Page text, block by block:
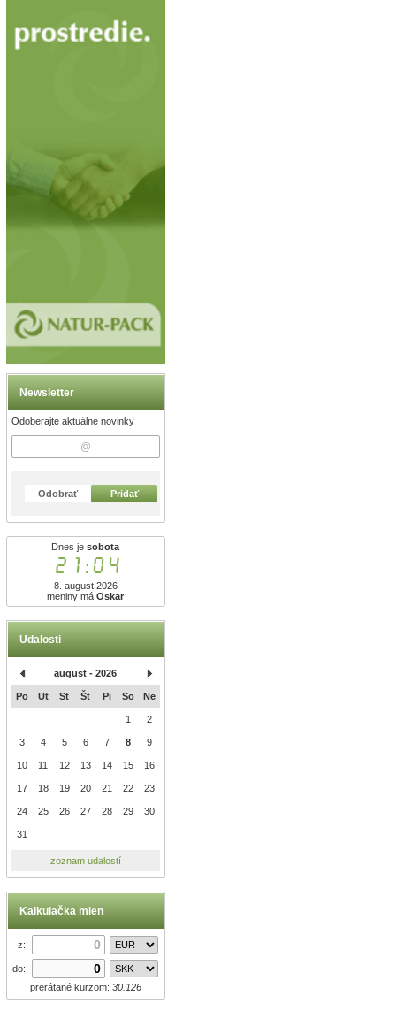
Newsletter
Odoberajte aktuálne novinky
Odobrať Pridať
Dnes jesobota
21:04
8. august 2026
meniny máOskar
Udalosti
august - 2026
Po Ut St Št Pi So Ne
1 2
3 4 5 6 7 8 9
10 11 12 13 14 15 16
17 18 19 20 21 22 23
24 25 26 27 28 29 30
31
zoznam udalostí
Kalkulačka mien
z:
do:
prerátané kurzom: 30.126